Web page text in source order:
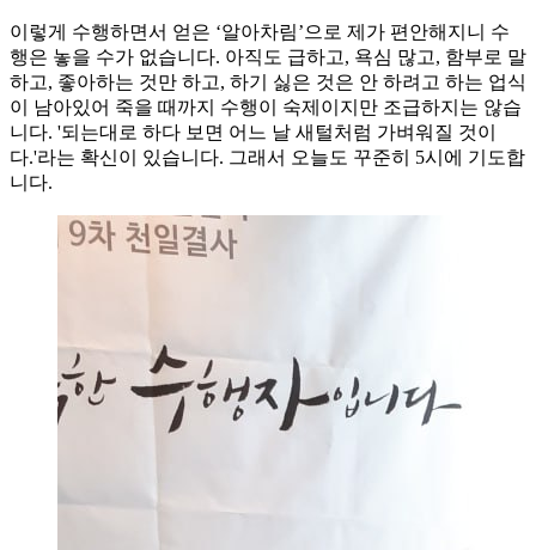
이렇게 수행하면서 얻은 ‘알아차림’으로 제가 편안해지니 수
행은 놓을 수가 없습니다. 아직도 급하고, 욕심 많고, 함부로 말
하고, 좋아하는 것만 하고, 하기 싫은 것은 안 하려고 하는 업식
이 남아있어 죽을 때까지 수행이 숙제이지만 조급하지는 않습
니다. '되는대로 하다 보면 어느 날 새털처럼 가벼워질 것이
다.'라는 확신이 있습니다. 그래서 오늘도 꾸준히 5시에 기도합
니다.